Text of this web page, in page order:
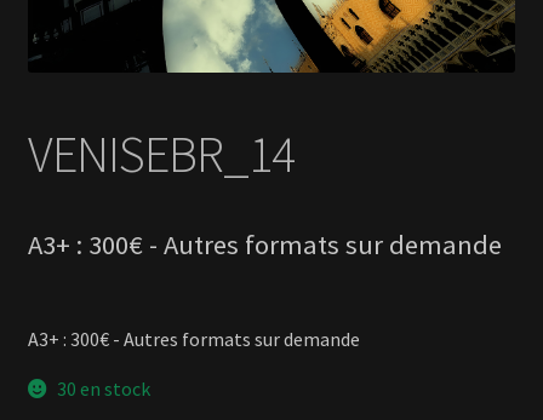
A3+ : 300€ - Autres formats sur demande
30 en stock